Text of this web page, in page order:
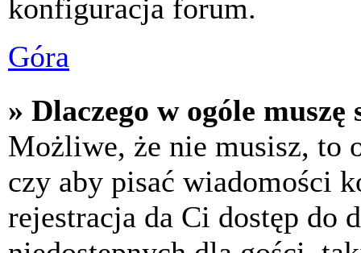
konfiguracja forum.
Góra
» Dlaczego w ogóle
Możliwe, że nie musisz, to
czy aby pisać wiadomości
rejestracja da Ci dostęp do